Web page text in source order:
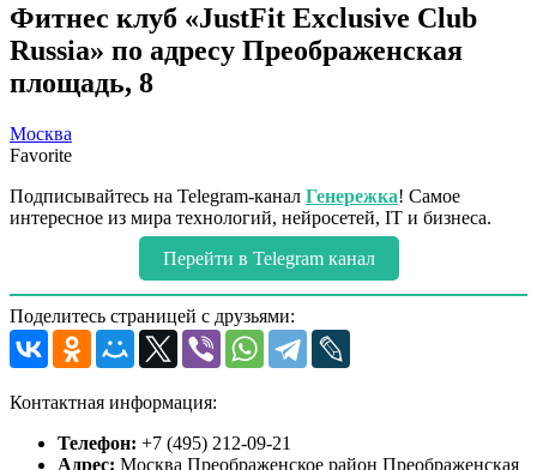
Фитнес клуб «JustFit Exclusive Club
Russia» по адресу Преображенская
площадь, 8
Москва
Favorite
Подписывайтесь на Telegram-канал Генережка! Самое
интересное из мира технологий, нейросетей, IT и бизнеса.
Перейти в Telegram канал
Поделитесь страницей с друзьями:
Контактная информация:
Телефон: +7 (495) 212-09-21
Адрес: Москва Преображенское район Преображенская